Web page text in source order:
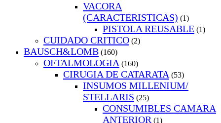
VACORA
(CARACTERISTICAS) (1)
PISTOLA REUSABLE (1)
CUIDADO CRITICO (2)
BAUSCH&LOMB (160)
OFTALMOLOGIA (160)
CIRUGIA DE CATARATA (53)
INSUMOS MILLENIUM/
STELLARIS (25)
CONSUMIBLES CAMARA
ANTERIOR (1)